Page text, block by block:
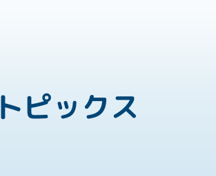
トピックス